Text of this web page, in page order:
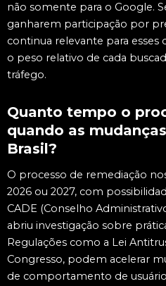
não somente para o Google.
ganharem participação por
continua relevante para esses
o peso relativo de cada
tráfego.
Quanto tempo o
quando as
Brasil?
O processo de remediação
2026 ou 2027, com
CADE (Conselho
abriu investigação sobre
Regulações como a Lei
Congresso, podem acelerar
de comportamento de